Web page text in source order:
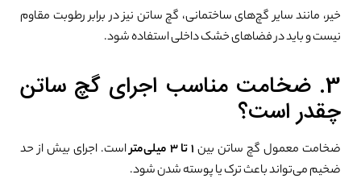
خیر، مانند سایر گچ‌های ساختمانی، گچ ساتن نیز در برابر رطوبت مقاوم
نیست و باید در فضاهای خشک داخلی استفاده شود.
3. ضخامت مناسب اجرای گچ ساتن
چقدر است؟
ضخامت معمول گچ ساتن بین ۱ تا ۳ میلی‌متر
است. اجرای بیش از حد
ضخیم می‌تواند باعث ترک یا پوسته شدن شود.